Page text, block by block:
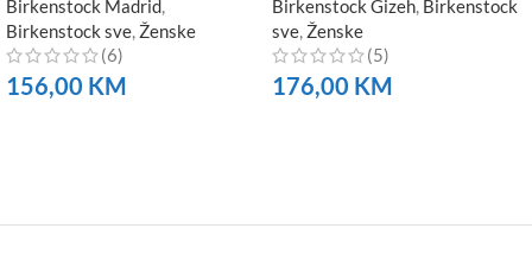
Birkenstock Madrid,
Birkenstock sve, Ženske
(6)
156,00 KM
Birkenstock Gizeh, Birkenstock
sve, Ženske
(5)
176,00 KM